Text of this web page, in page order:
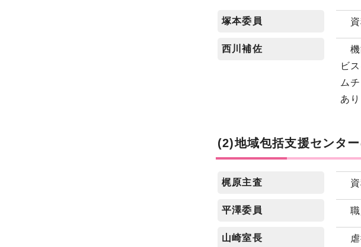
塚本委員 資
西川補佐
機
ビ
ム
あ
(2)地域包括支援センタ
梶原主査 資
平澤委員 職
山崎室長
虐